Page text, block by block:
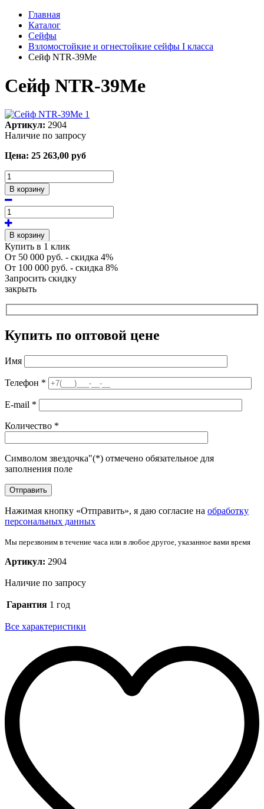
Главная
Каталог
Сейфы
Взломостойкие и огнестойкие сейфы I класса
Сейф NTR-39Мe
Сейф NTR-39Мe
Артикул: 2904
Наличие по запросу
Цена: 25 263,00 руб
В корзину
В корзину
Купить в 1 клик
От 50 000 руб. - скидка 4%
От 100 000 руб. - скидка 8%
Запросить скидку
закрыть
Купить по оптовой цене
Имя
Телефон *
E-mail *
Количество *
Символом звездочка"(*) отмечено обязательное для
заполнения поле
Нажимая кнопку «Отправить», я даю согласие на обработку
персональных данных
Мы перезвоним в течение часа или в любое другое, указанное вами время
Артикул: 2904
Наличие по запросу
Гарантия 1 год
Все характеристики